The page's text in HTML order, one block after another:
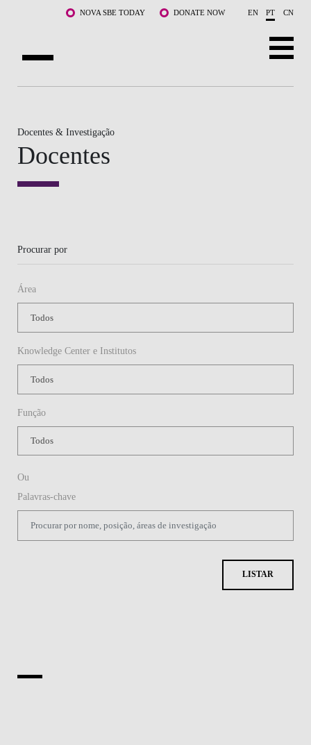
Saltar para o conteúdo principalNOVA SBE TODAY DONATE NOW EN PT CN
CURSOS
DOCENTES E INVESTIGAÇÃO
COMUNIDADE
WHAT'S HAPPENING
Docentes & Investigação
Docentes
Procurar por
Área
Knowledge Center e Institutos
Função
Ou
Palavras-chave
LISTAR